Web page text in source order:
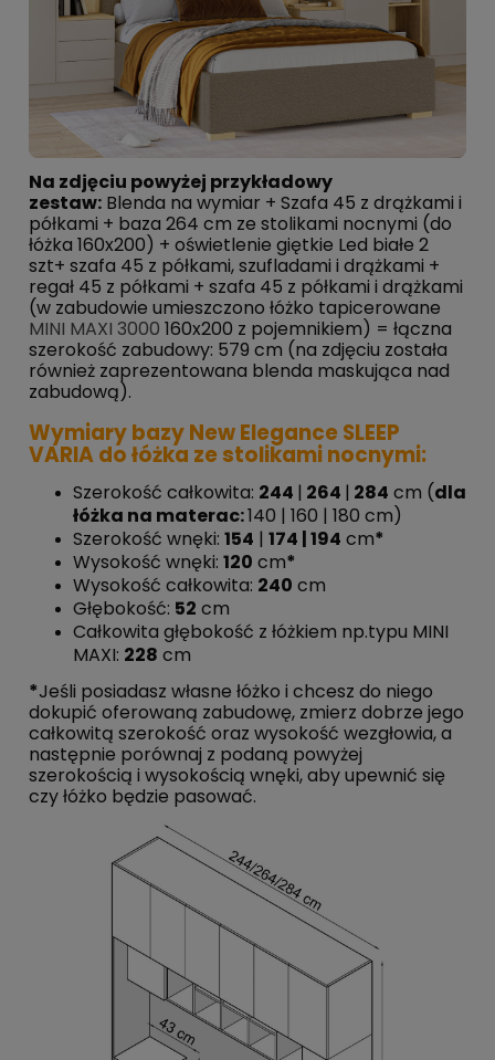
Na zdjęciu powyżej przykładowy
zestaw: Blenda na wymiar + Szafa 45 z drążkami i
półkami + baza 264 cm ze stolikami nocnymi (do
łóżka 160x200) + oświetlenie giętkie Led białe 2
szt+ szafa 45 z półkami, szufladami i drążkami +
regał 45 z półkami + szafa 45 z półkami i drążkami
(w zabudowie umieszczono łóżko tapicerowane
MINI MAXI 3000 160x200 z pojemnikiem) = łączna
szerokość zabudowy: 579 cm (na zdjęciu została
również zaprezentowana blenda maskująca nad
zabudową).
Wymiary bazy New Elegance SLEEP
VARIA do łóżka ze stolikami nocnymi:
Szerokość całkowita: 244 | 264 | 284 cm (dla
łóżka na materac:140 | 160 | 180 cm)
Szerokość wnęki: 154 | 174 |194 cm*
Wysokość wnęki: 120 cm*
Wysokość całkowita: 240 cm
Głębokość: 52 cm
Całkowita głębokość z łóżkiem np.typu MINI
MAXI: 228 cm
*Jeśli posiadasz własne łóżko i chcesz do niego
dokupić oferowaną zabudowę, zmierz dobrze jego
całkowitą szerokość oraz wysokość wezgłowia, a
następnie porównaj z podaną powyżej
szerokością i wysokością wnęki, aby upewnić się
czy łóżko będzie pasować.